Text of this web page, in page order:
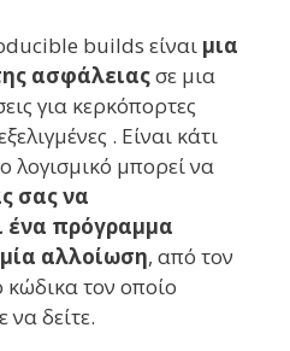
builds είναι μια
ασφάλειαςσε μια
για κερκόπορτες
. Είναι κάτι
λογισμικό μπορεί να
σας να
ένα πρόγραμμα
αλλοίωση, από τον
κώδικα τον οποίο
να δείτε.